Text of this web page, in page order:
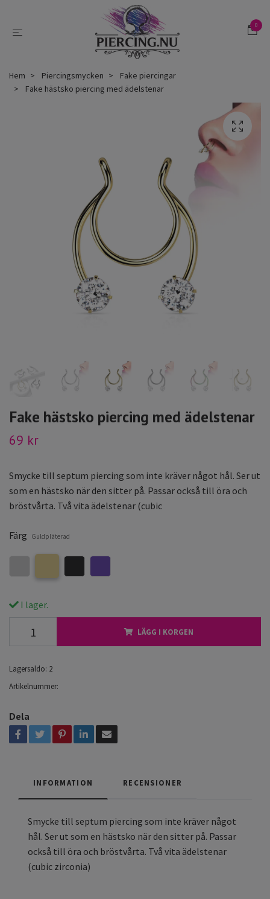
0
Hem Piercingsmycken
Fake piercingar
Fake hästsko piercing med ädelstenar
Fake hästsko piercing med ädelstenar
69 kr
Smycke till septum piercing som inte kräver något hål. Ser ut
som en hästsko när den sitter på. Passar också till öra och
bröstvårta. Två vita ädelstenar (cubic
Färg Guldpläterad
I lager.
LÄGG I KORGEN
Lagersaldo: 2
Artikelnummer:
Dela
INFORMATION RECENSIONER
Smycke till septum piercing som inte kräver något
hål. Ser ut som en hästsko när den sitter på. Passar
också till öra och bröstvårta. Två vita ädelstenar
(cubic zirconia)